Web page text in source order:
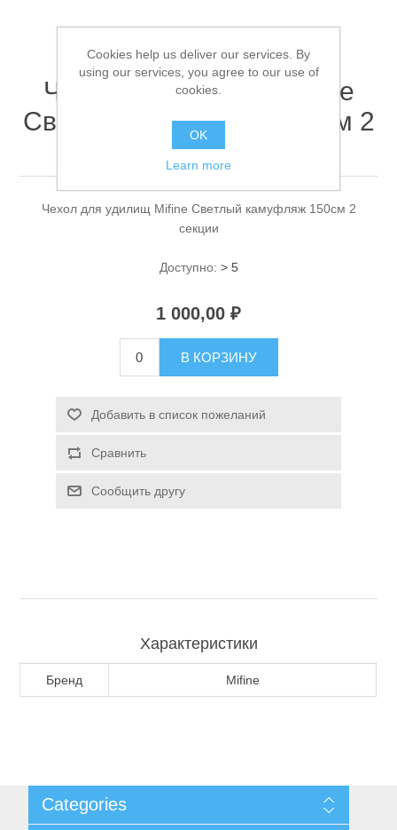
Спасательные средства
Чехол для удилищ Mifine
Светлый камуфляж 150см 2
секции
Чехол для удилищ Mifine Светлый камуфляж 150см 2
секции
Доступно: > 5
1 000,00 ₽
В КОРЗИНУ
Добавить в список пожеланий
Сравнить
Сообщить другу
Характеристики
Бренд Mifine
Categories
Cookies help us deliver our services. By
using our services, you agree to our use of
cookies.
OK
Learn more